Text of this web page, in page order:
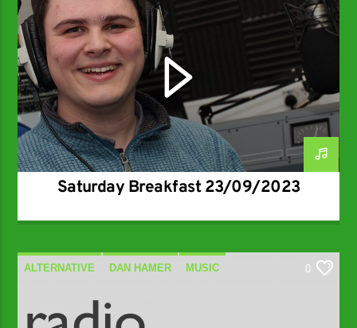
Saturday Breakfast 23/09/2023
ALTERNATIVE DAN HAMER MUSIC 0